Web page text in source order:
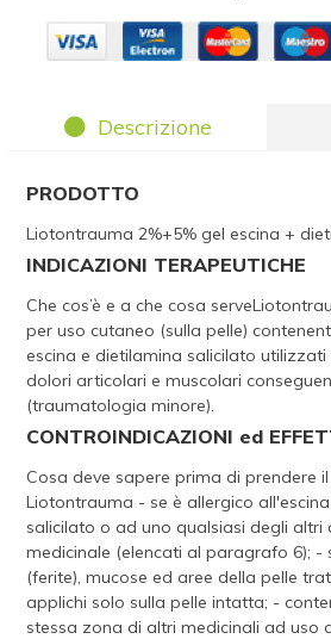
Descrizione
PRODOTTO
Liotontrauma 2%+5% gel escina +
INDICAZIONI TERAPEUTICHE
Che cos’è e a che cosa
per uso cutaneo (sulla pelle)
escina e dietilamina salicilato
dolori articolari e muscolari
(traumatologia minore).
CONTROINDICAZIONI ed
Cosa deve sapere prima di prendere
Liotontrauma - se è allergico
salicilato o ad uno qualsiasi degli altri
medicinale (elencati al paragrafo 6); -
(ferite), mucose ed aree della pelle
applichi solo sulla pelle intatta; -
stessa zona di altri medicinali ad uso